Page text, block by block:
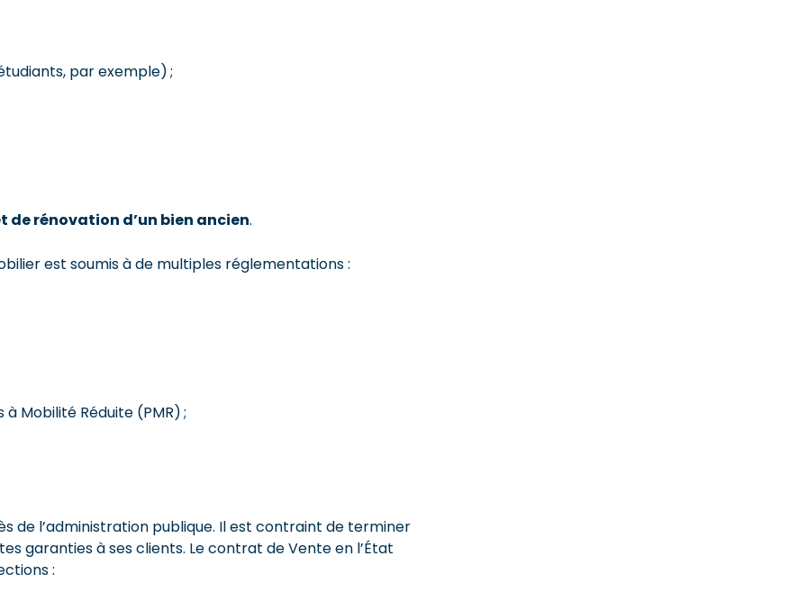
par exemple) ;
de rénovation d’un bien ancien.
est soumis à de multiples réglementations :
Mobilité Réduite (PMR) ;
de l’administration publique. Il est contraint de terminer
garanties à ses clients. Le contrat de Vente en l’État
: